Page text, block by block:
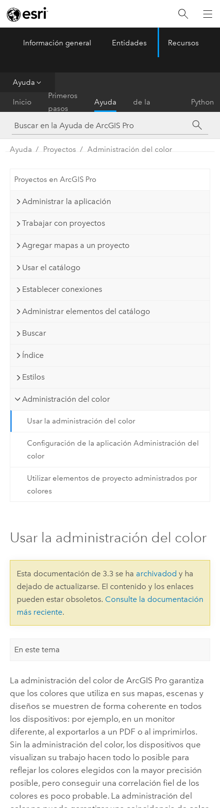
ArcGIS Pro Menu
Información general Entidades Recursos
Ayuda
Inicio
Primeros
pasos
Ayuda
de la
herramienta
Python
Ayuda Proyectos Administración del color
Proyectos en ArcGIS Pro
Administrar la aplicación
Trabajar con proyectos
Agregar mapas a un proyecto
Usar el catálogo
Establecer conexiones
Administrar elementos del catálogo
Buscar
Índice
Estilos
Administración del color
Usar la administración del color
Configuración de la aplicación Administración del
color
Utilizar elementos de proyecto administrados por
colores
Usar la administración del color
Esta documentación de 3.3 se ha archivadod y ha
dejado de actualizarse. El contenido y los enlaces
pueden estar obsoletos. Consulte la documentación
más reciente.
En este tema
La administración del color de ArcGIS Progarantiza
que los colores que utiliza en sus mapas, escenas y
diseños se muestren de forma coherente en todos
los dispositivos: por ejemplo, en un monitor
diferente, al exportarlos a un PDF o al imprimirlos.
Sin la administración del color, los dispositivos que
visualizan su trabajo hacen todo lo posible para
reflejar los colores elegidos con la mayor precisión
posible, pero conseguir una correlación fiel de los
colores es poco probable. La administración del